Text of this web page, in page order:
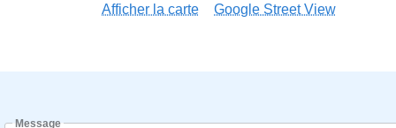
Afficher la carte
Google Street View
Message